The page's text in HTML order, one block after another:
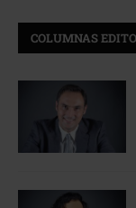
COLUMNAS